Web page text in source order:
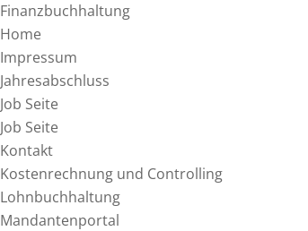
Finanzbuchhaltung
Home
Impressum
Jahresabschluss
Job Seite
Job Seite
Kontakt
Kostenrechnung und Controlling
Lohnbuchhaltung
Mandantenportal